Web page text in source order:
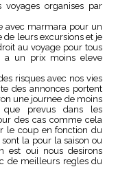
organises par
avec marmara pour un
leurs excursions et je
au voyage pour tous
a un prix moins eleve
risques avec nos vies
des annonces portent
une journee de moins
prevus dans les
des cas comme cela
le coup en fonction du
la pour la saison ou
est oui nous desirons
de meilleurs regles du